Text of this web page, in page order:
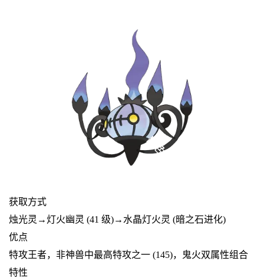
获取方式
烛光灵→灯火幽灵 (41 级)→水晶灯火灵 (暗之石进化)
优点
特攻王者，非神兽中最高特攻之一 (145)，鬼火双属性组合
特性